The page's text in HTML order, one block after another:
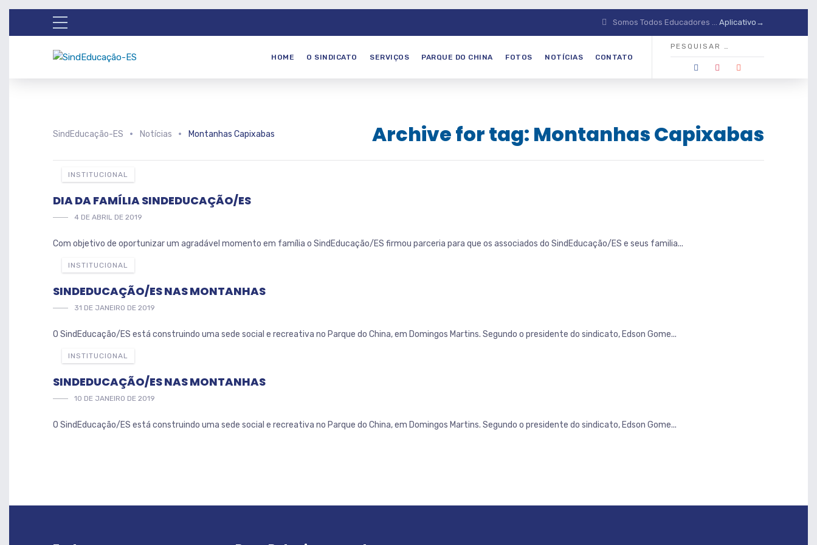
Somos Todos Educadores ... Aplicativo→
HOME O SINDICATO SERVIÇOS PARQUE DO CHINA FOTOS NOTÍCIAS CONTATO
Archive for tag: Montanhas Capixabas
SindEducação-ES Notícias Montanhas Capixabas
INSTITUCIONAL
DIA DA FAMÍLIA SINDEDUCAÇÃO/ES
4 DE ABRIL DE 2019
Com objetivo de oportunizar um agradável momento em família o SindEducação/ES firmou parceria para que os associados do SindEducação/ES e seus familia...
INSTITUCIONAL
SINDEDUCAÇÃO/ES NAS MONTANHAS
31 DE JANEIRO DE 2019
O SindEducação/ES está construindo uma sede social e recreativa no Parque do China, em Domingos Martins. Segundo o presidente do sindicato, Edson Gome...
INSTITUCIONAL
SINDEDUCAÇÃO/ES NAS MONTANHAS
10 DE JANEIRO DE 2019
O SindEducação/ES está construindo uma sede social e recreativa no Parque do China, em Domingos Martins. Segundo o presidente do sindicato, Edson Gome...